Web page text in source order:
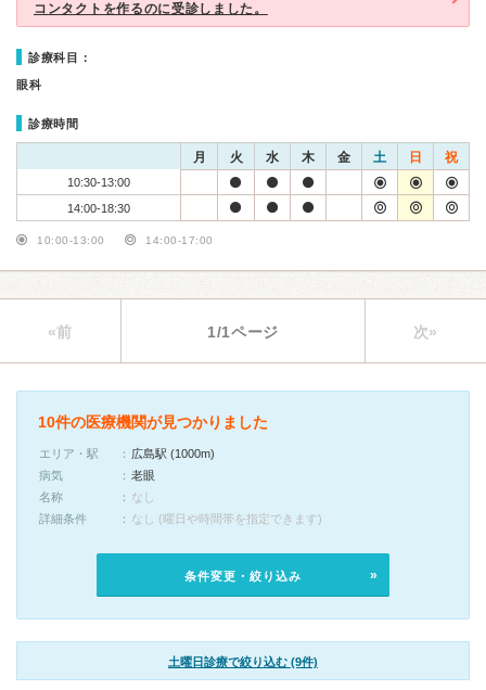
コンタクトを作るのに受診しました。
診療科目：
眼科
診療時間
月 火 水 木 金 土 日 祝
10:30-13:00
14:00-18:30
10:00-13:00 14:00-17:00
«前 1/1ページ 次»
10件の医療機関が見つかりました
エリア・駅
広島駅 (1000m)
病気
老眼
名称
なし
詳細条件
なし (曜日や時間帯を指定できます)
条件変更・絞り込み
土曜日診療で絞り込む (9件)